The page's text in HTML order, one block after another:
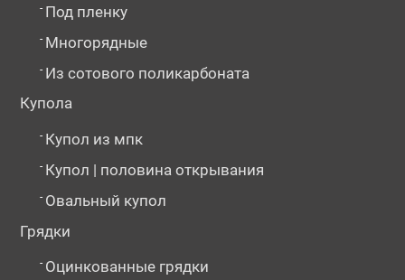
- Под пленку
- Многорядные
- Из сотового поликарбоната
Купола
- Купол из мпк
- Купол | половина открывания
- Овальный купол
Грядки
- Оцинкованные грядки